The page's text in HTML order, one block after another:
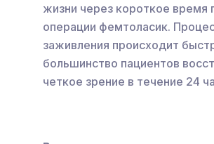
жизни через короткое время
операции фемтоласик.
заживления происходит
большинство пациентов
четкое зрение в течение 24